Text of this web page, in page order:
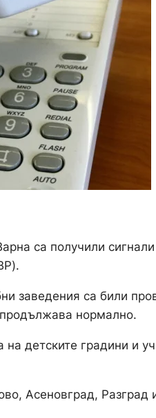
са получили
заведения са били
нормално.
детските градини и
Асеновград,